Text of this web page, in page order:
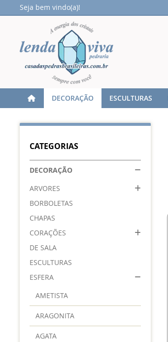
Seja bem vindo(a)!
DECORAÇÃO ESCULTURAS
CATEGORIAS
DECORAÇÃO
ARVORES
BORBOLETAS
CHAPAS
CORAÇÕES
DE SALA
ESCULTURAS
ESFERA
AMETISTA
ARAGONITA
AGATA